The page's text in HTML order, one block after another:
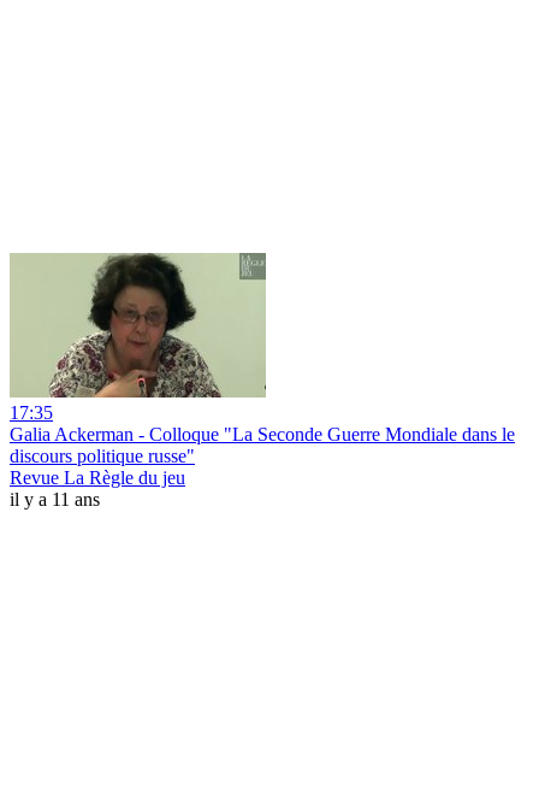
17:35
Galia Ackerman - Colloque "La Seconde Guerre Mondiale dans le
discours politique russe"
Revue La Règle du jeu
il y a 11 ans